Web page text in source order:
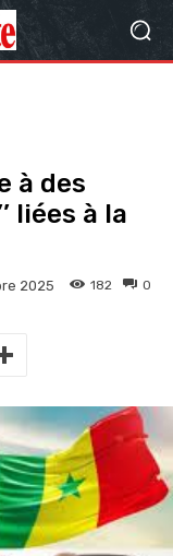
à des
liées à la
2025 0
182